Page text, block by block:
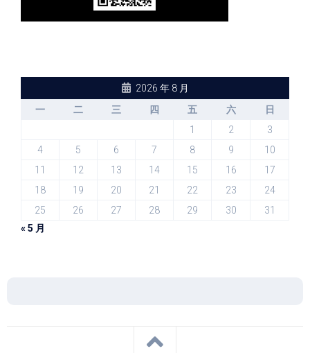
2026 年 8 月
一
二 三 四 五 六
日
1
2
3
4
5 6 7 8 9
10
11
12 13 14 15 16
17
18
19 20 21 22 23
24
25
26 27 28 29 30
31
« 5 月